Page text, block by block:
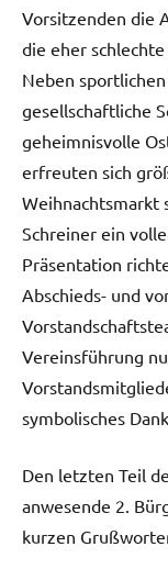
Vorsitzenden die
die eher
Neben
gesellschaftliche
geheimnisvolle
erfreuten sich
Weihnachtsmarkt
Schreiner ein
Präsentation
Abschieds- und
Vereinsführung
symbolisches
Den letzten Teil
anwesende 2.
kurzen